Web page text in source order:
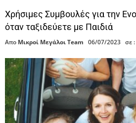
Χρήσιμες Συμβουλές για την
όταν ταξιδεύετε με Παιδιά
Απο Μικροί Μεγάλοι Team 06/07/2023 σε :